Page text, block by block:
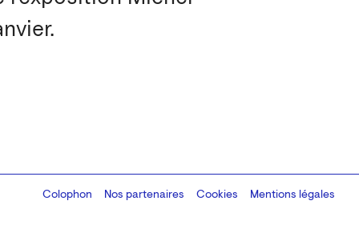
Colophon
Design:Marcel Kaczmarek, code:8080.studio
Nos partenaires Cookies Mentions légales